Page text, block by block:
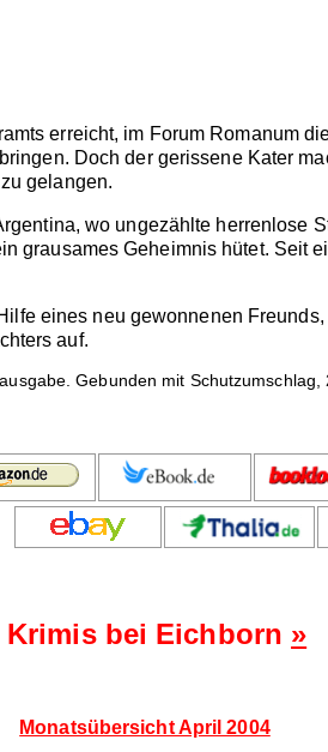
erreicht, im Forum Romanum
Doch der gerissene Kater
gelangen.
wo ungezählte
grausames Geheimnis hütet. Seit
eines neu gewonnenen
auf.
Gebunden mit Schutzumschlag,
bei Eichborn »
Monatsübersicht April 2004